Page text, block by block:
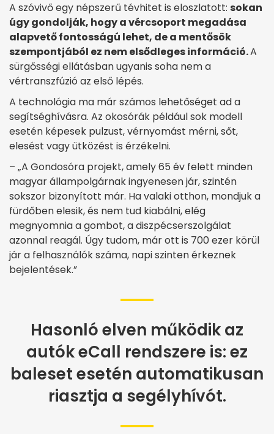
A szóvivő egy népszerű tévhitet is eloszlatott: sokan
úgy gondolják, hogy a vércsoport megadása
alapvető fontosságú lehet, de a mentősök
szempontjából ez nem elsődleges információ.A
sürgősségi ellátásban ugyanis soha nem a
vértranszfúzió az első lépés.
A technológia ma már számos lehetőséget ad a
segítséghívásra. Az okosórák például sok modell
esetén képesek pulzust, vérnyomást mérni, sőt,
elesést vagy ütközést is érzékelni.
– „A Gondosóra projekt, amely 65 év felett minden
magyar állampolgárnak ingyenesen jár, szintén
sokszor bizonyított már. Ha valaki otthon, mondjuk a
fürdőben elesik, és nem tud kiabálni, elég
megnyomnia a gombot, a diszpécserszolgálat
azonnal reagál. Úgy tudom, már ott is 700 ezer körül
jár a felhasználók száma, napi szinten érkeznek
bejelentések.”
Hasonló elven működik az
autók eCall rendszere is: ez
baleset esetén automatikusan
riasztja a segélyhívót.